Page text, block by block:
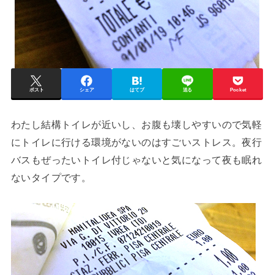
ポスト シェア はてブ 送る Pocket
わたし結構トイレが近いし、お腹も壊しやすいので気軽
にトイレに行ける環境がないのはすごいストレス。夜行
バスもぜったいトイレ付じゃないと気になって夜も眠れ
ないタイプです。